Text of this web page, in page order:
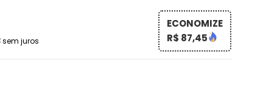
sem juros
ECONOMIZE
R$ 87,45